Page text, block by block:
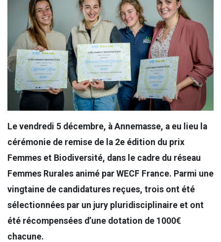
Le vendredi 5 décembre, à Annemasse, a eu lieu la
cérémonie de remise de la 2e édition du prix
Femmes et Biodiversité, dans le cadre du réseau
Femmes Rurales animé par WECF France. Parmi une
vingtaine de candidatures reçues, trois ont été
sélectionnées par un jury pluridisciplinaire et ont
été récompensées d’une dotation de 1000€
chacune.